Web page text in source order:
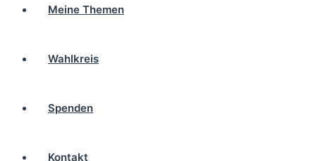
Meine Themen
Wahlkreis
Spenden
Kontakt